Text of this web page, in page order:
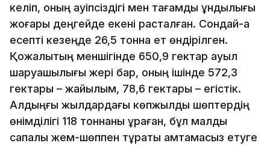
келіп, оның қауіпсіздігі мен тағамдық құндылығы
жоғары деңгейде екені расталған. Сондай-ақ
есепті кезеңде 26,5 тонна ет өндірілген.
Қожалықтың меншігінде 650,9 гектар ауыл
шаруашылығы жері бар, оның ішінде 572,3
гектары – жайылым, 78,6 гектары – егістік.
Алдыңғы жылдардағы көпжылдық шөптердің
өнімділігі 118 тоннаны құраған, бұл малды
сапалы жем-шөппен тұрақты қамтамасыз етуге